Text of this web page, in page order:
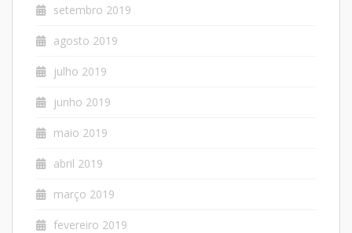
setembro 2019
agosto 2019
julho 2019
junho 2019
maio 2019
abril 2019
março 2019
fevereiro 2019